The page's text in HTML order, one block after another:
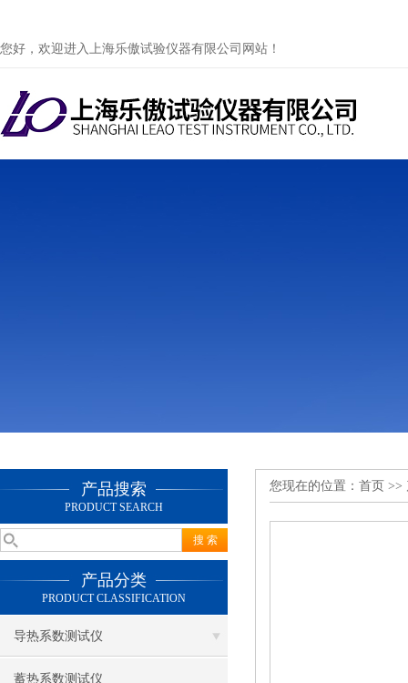
您好，欢迎进入上海乐傲试验仪器有限公司网站！
产品搜索
PRODUCT SEARCH
产品分类
PRODUCT CLASSIFICATION
导热系数测试仪
蓄热系数测试仪
您现在的位置： 首页 >>